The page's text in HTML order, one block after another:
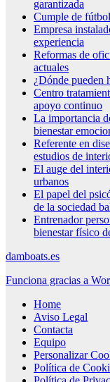
garantizada
Cumple de
Empresa
experiencia
Reformas de
actuales
¿Dónde pueden
Centro
apoyo continuo
La importancia
bienestar
Referente en
estudios de
El auge del
urbanos
El papel del
de la sociedad
Entrenador
bienestar físico
damboats.es
Funciona gracias a
Home
Aviso Legal
Contacta
Equipo
Personalizar
Política de